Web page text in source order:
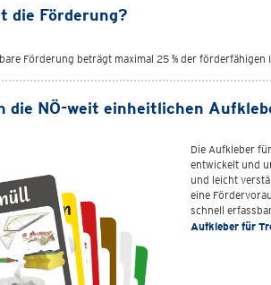
die Förderung?
Förderung beträgt maximal 25 % der
die NÖ-weit einheitlichen
Die Aufkleber
entwickelt und
und leicht
eine
schnell
Aufkleber für